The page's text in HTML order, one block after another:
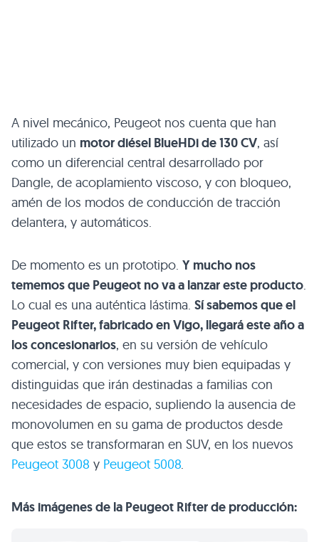
A nivel mecánico, Peugeot nos cuenta que han
utilizado un motor diésel BlueHDi de 130 CV, así
como un diferencial central desarrollado por
Dangle, de acoplamiento viscoso, y con bloqueo,
amén de los modos de conducción de tracción
delantera, y automáticos.
De momento es un prototipo. Y mucho nos
tememos que Peugeot no va a lanzar este producto.
Lo cual es una auténtica lástima. Sí sabemos que el
Peugeot Rifter, fabricado en Vigo, llegará este año a
los concesionarios, en su versión de vehículo
comercial, y con versiones muy bien equipadas y
distinguidas que irán destinadas a familias con
necesidades de espacio, supliendo la ausencia de
monovolumen en su gama de productos desde
que estos se transformaran en SUV, en los nuevos
Peugeot 3008 y Peugeot 5008.
Más imágenes de la Peugeot Rifter de producción: